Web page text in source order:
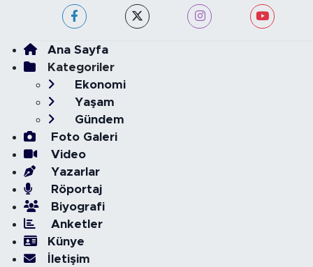
Ana Sayfa
Kategoriler
Ekonomi
Yaşam
Gündem
Foto Galeri
Video
Yazarlar
Röportaj
Biyografi
Anketler
Künye
İletişim